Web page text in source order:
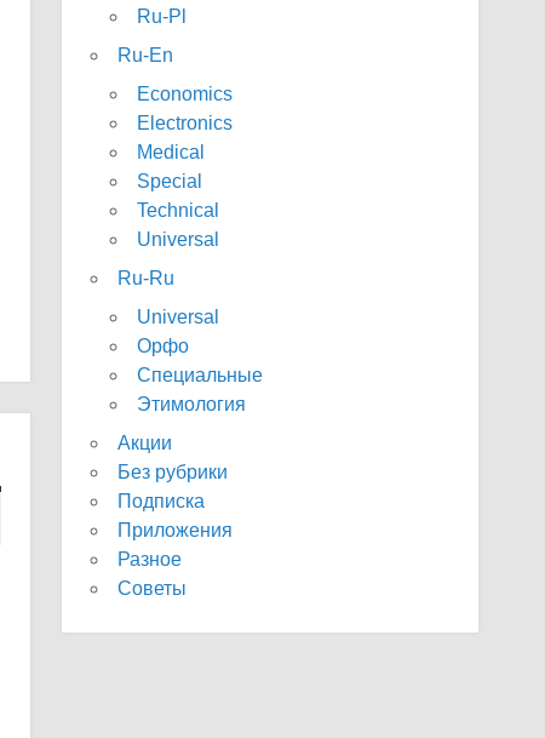
Ru-Pl
Ru-En
Economics
Electronics
Medical
Special
Technical
Universal
Ru-Ru
Universal
Орфо
Специальные
Этимология
Акции
Без рубрики
Подписка
Приложения
Разное
Советы